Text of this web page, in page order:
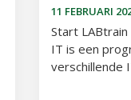
11 FEBRUARI
Start
IT is een
verschillende